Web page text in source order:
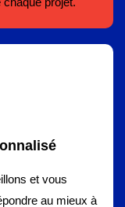
et vous
au mieux à